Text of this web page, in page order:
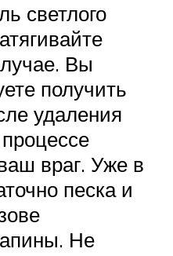
светлого
Вы
получить
удаления
враг. Уже в
песка и
Не